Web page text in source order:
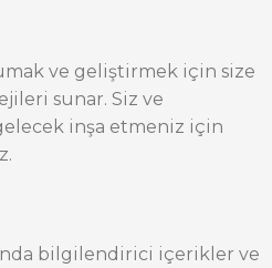
ve geliştirmek için size
sunar. Siz ve
gelecek inşa etmeniz için
bilgilendirici içerikler ve